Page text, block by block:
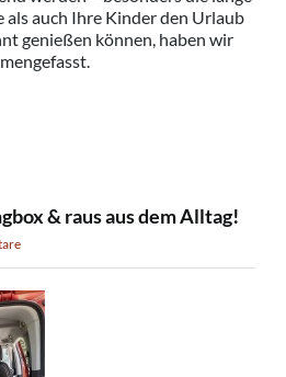
als auch Ihre Kinder den Urlaub
genießen können, haben wir
& raus aus dem Alltag!